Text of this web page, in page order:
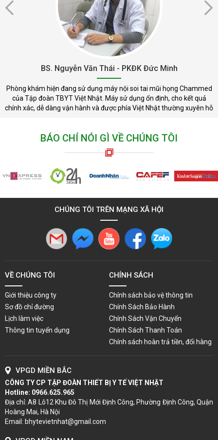
BS. Nguyễn Văn Thái - PKĐK Đức Minh
Phòng khám hiện đang sử dụng máy nội soi tai mũi họng Chammed
của Tập đoàn TBYT Việt Nhật. Máy sử dụng ổn định, cho kết quả
chính xác, dễ dàng vận hành và được phía Việt Nhật thường xuyên hỗ
BÁO CHÍ NÓI GÌ VỀ CHÚNG TÔI
CHÚNG TÔI TRÊN MẠNG XÃ HỘI
VỀ CHÚNG TÔI
Giới thiệu công ty
Sơ đồ chỉ đường
Lịch làm việc
Thông tin tuyển dụng
CHÍNH SÁCH
Chính sách bảo vệ thông tin
Chính Sách Bảo Hành
Chính Sách Vận Chuyển
Chính Sách Thanh Toán
Chính sách hoàn trả tiền, đổi hàng
VPGD MIỀN BẮC
CÔNG TY CP TẬP ĐOÀN THIẾT BỊ Y TẾ VIỆT NHẬT
Hotline: 0966.625.965
Địa chỉ: A8 Lô12 Khu Đô Thị Mới Định Công, Phường Định Công, Quận
Hoàng Mai, Hà Nội
Email: bhytevietnhat@gmail.com